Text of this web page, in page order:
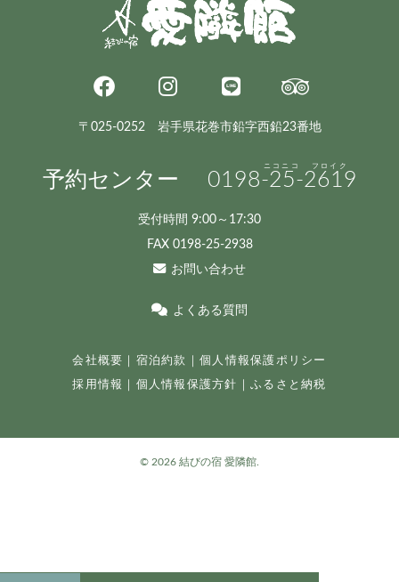
〒025-0252 岩手県花巻市鉛字西鉛23番地
予約センター 0198-25-2619
受付時間 9:00～17:30
FAX 0198-25-2938
お問い合わせ
よくある質問
会社概要 宿泊約款 ｜個人情報保護ポリシー
採用情報 個人情報保護方針 ｜ふるさと納税
© 2026 結びの宿 愛隣館.